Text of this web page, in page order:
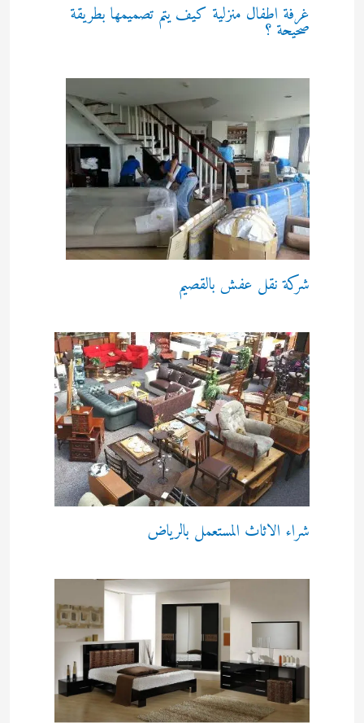
غرفة اطفال منزلية كيف يتم تصميمها بطريقة
صحيحة ؟
شركة نقل عفش بالقصيم
شراء الاثاث المستعمل بالرياض